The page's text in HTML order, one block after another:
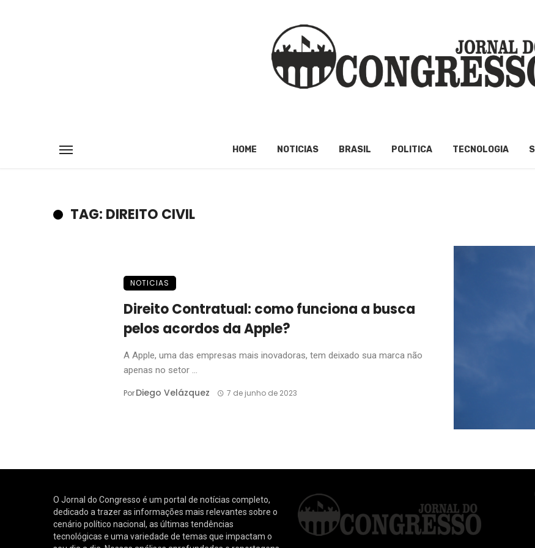
HOME NOTICIAS BRASIL POLITICA TECNOLOGIA
TAG: DIREITO CIVIL
NOTICIAS
Direito Contratual: como funciona a busca
pelos acordos da Apple?
A Apple, uma das empresas mais inovadoras, tem deixado sua marca não
apenas no setor ...
PorDiego Velázquez 7 de junho de 2023
O Jornal do Congresso é um portal de notícias completo,
dedicado a trazer as informações mais relevantes sobre o
cenário político nacional, as últimas tendências
tecnológicas e uma variedade de temas que impactam o